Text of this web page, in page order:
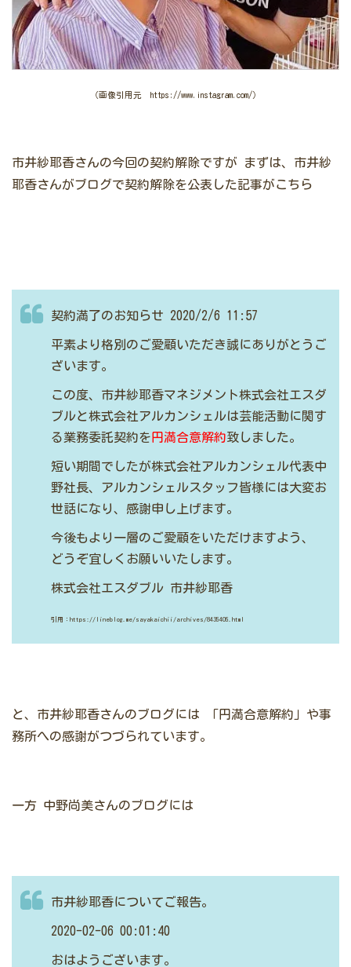
（画像引用元 https://www.instagram.com/）
市井紗耶香さんの今回の契約解除ですが まずは、市井紗
耶香さんがブログで契約解除を公表した記事がこちら
契約満了のお知らせ 2020/2/6 11:57
平素より格別のご愛顧いただき誠にありがとうご
ざいます。
この度、市井紗耶香マネジメント株式会社エスダ
ブルと株式会社アルカンシェルは芸能活動に関す
る業務委託契約を 円満合意解約致しました。
短い期間でしたが株式会社アルカンシェル代表中
野社長、アルカンシェルスタッフ皆様には大変お
世話になり、感謝申し上げます。
今後もより一層のご愛顧をいただけますよう、
どうぞ宜しくお願いいたします。
株式会社エスダブル 市井紗耶香
引用：https://lineblog.me/sayakaichii/archives/8435405.html
と、市井紗耶香さんのブログには 「円満合意解約」や事
務所への感謝がつづられています。
一方 中野尚美さんのブログには
市井紗耶香についてご報告。
2020-02-06 00:01:40
おはようございます。